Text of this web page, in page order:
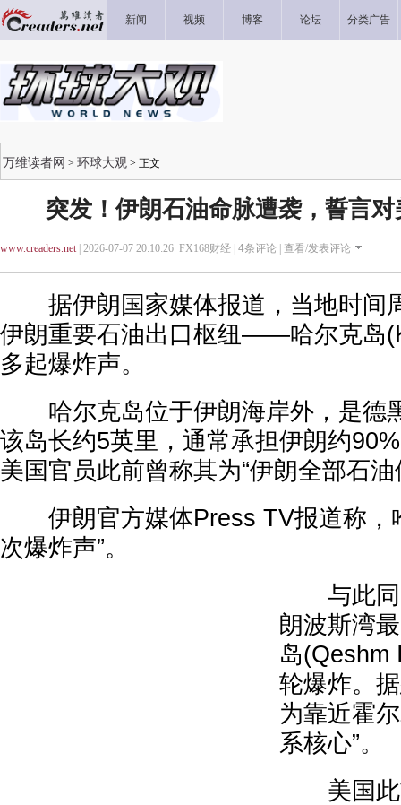
新闻 视频 博客 论坛 分类广告
万维读者网 > 环球大观 > 正文
突发！伊朗石油命脉遭袭，誓言
www.creaders.net| 2026-07-07 20:10:26 FX168财经 | 4条评论 | 查看/发表评论
据伊朗国家媒体报道，当地时间
伊朗重要石油出口枢纽——哈尔克岛
多起爆炸声。
哈尔克岛位于伊朗海岸外，是德
该岛长约5英里，通常承担伊朗约
美国官员此前曾称其为“伊朗全部石
伊朗官方媒体Press TV报道称，
次爆炸声”。
与此同
朗波斯湾
岛(Qeshm
轮爆炸。
为靠近霍
系核心”。
美国此